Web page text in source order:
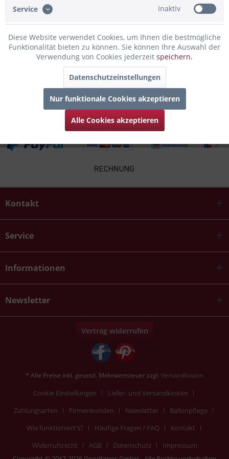
Infos zum Hersteller
Folgende Infos zum Hersteller sind verfübar......mehr
Kontakt
Service
Informationen
Newsletter
Vertrag widerrufen
* Alle Preise inkl. gesetzl. Mehrwertsteuer zzgl. Versandkosten
Cookie Einstellungen
Liefer- und Versandkosten
Zahlungsarten
Firmenkunden Newsletter
Ballonpflege
Wie funktioniert's?
Häufige Fragen / FAQ
Kontakt
Widerrufsrecht
AGB Datenschutz
Impressum
Service Inaktiv
Diese Website verwendet Cookies, um Ihnen die bestmögliche
Funktionalität bieten zu können. Sie können Ihre Auswahl der
Verwendung von Cookies jederzeit speichern.
Datenschutzeinstellungen
Nur funktionale Cookies akzeptieren
Alle Cookies akzeptieren